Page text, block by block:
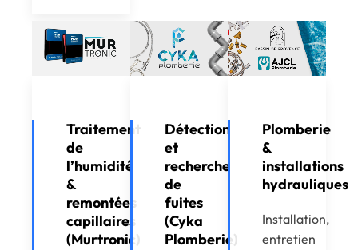
Traitement
de
l’humidité
&
remontées
capillaires
(Murtronic)
Détection
et
recherche
de
fuites
(Cyka
Plomberie)
Plomberie
&
installations
hydrauliques
Installation,
entretien